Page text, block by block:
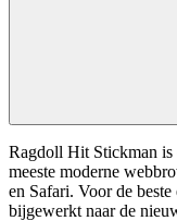
Ragdoll Hit Stickman is
meeste moderne
en Safari. Voor de
bijgewerkt naar de